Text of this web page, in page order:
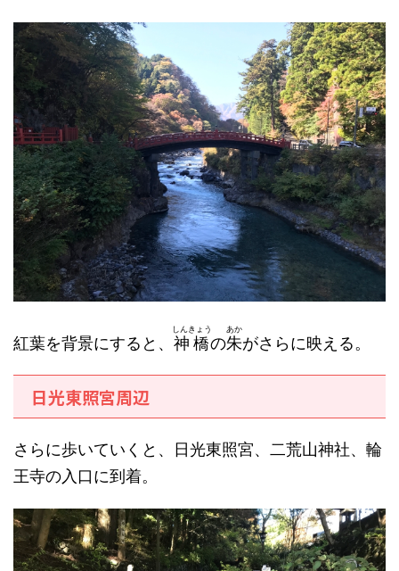
紅葉を背景にすると、 神橋
しんきょう
の朱
あか
がさらに映える。
日光東照宮周辺
さらに歩いていくと、日光東照宮、二荒山神社、輪
王寺の入口に到着。